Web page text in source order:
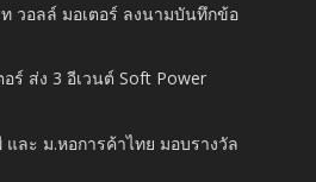
วอลล์ มอเตอร์ ลงนามบันทึกข้อ
อร์ ส่ง 3 อีเวนต์ Soft Power
และ ม.หอการค้าไทย มอบรางวัล